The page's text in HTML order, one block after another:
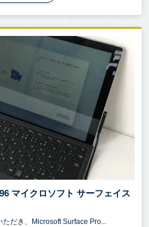
マイクロソフト サーフェイス
だき、Microsoft Surface Pro...